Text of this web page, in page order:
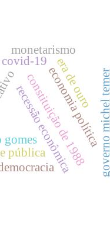
constituição de 1988
economia política
recessão econômica
covid-19
pública
monetarismo
era de ouro governo michel temer
gomes